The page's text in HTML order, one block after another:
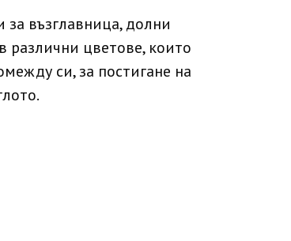
за възглавница, долни
различни цветове, които
си, за постигане на